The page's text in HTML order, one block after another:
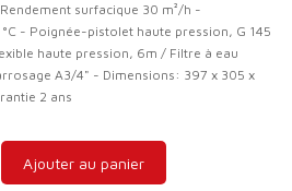
surfacique 30 m²/h -
- Poignée-pistolet haute pression, G 145
haute pression, 6m / Filtre à eau
A3/4" - Dimensions: 397 x 305 x
2 ans
Ajouter au panier